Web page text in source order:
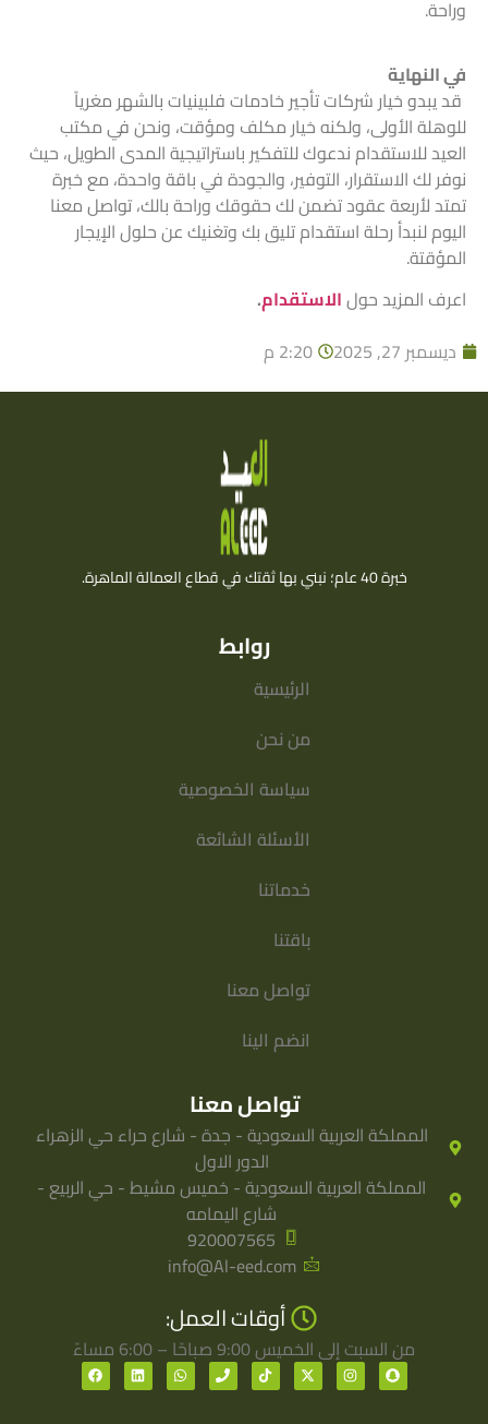
وراحة.
في النهاية
قد يبدو خيار شركات تأجير خادمات فلبينيات بالشهر مغرياً
للوهلة الأولى، ولكنه خيار مكلف ومؤقت، ونحن في مكتب
العيد للاستقدام ندعوك للتفكير باستراتيجية المدى الطويل، حيث
نوفر لك الاستقرار، التوفير، والجودة في باقة واحدة، مع خبرة
تمتد لأربعة عقود تضمن لك حقوقك وراحة بالك، تواصل معنا
اليوم لنبدأ رحلة استقدام تليق بك وتغنيك عن حلول الإيجار
المؤقتة.
اعرف المزيد حولالاستقدام.
ديسمبر 27, 2025
2:20 م
خبرة 40 عام؛ نبني بها ثقتك في قطاع العمالة الماهرة.
روابط
الرئيسية
من نحن
سياسة الخصوصية
الأسئلة الشائعة
خدماتنا
باقتنا
تواصل معنا
انضم الينا
تواصل معنا
المملكة العربية السعودية - جدة - شارع حراء حي الزهراء
الدور الاول
المملكة العربية السعودية - خميس مشيط - حي الربيع -
شارع اليمامه
920007565
info@Al-eed.com
أوقات العمل:
من السبت إلى الخميس 9:00 صباحًا – 6:00 مساءً